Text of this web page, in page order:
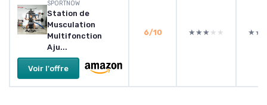
SPORTNOW
Station de
Musculation
Multifonction
Aju...
Voir l'offre
6/10 ★★★★★
★★★★★